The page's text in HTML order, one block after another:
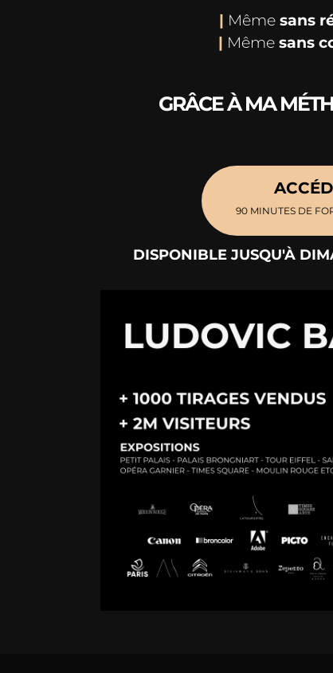
| Même sans
| Mêmesans
GRÂCE À MA
90 MINUTES DE
DISPONIBLE JUSQU'À